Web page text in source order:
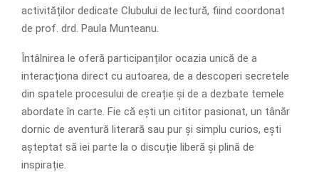
activităților dedicate Clubului de lectură, fiind coordonat
de prof. drd. Paula Munteanu.
Întâlnirea le oferă participanților ocazia unică de a
interacționa direct cu autoarea, de a descoperi secretele
din spatele procesului de creație și de a dezbate temele
abordate în carte. Fie că ești un cititor pasionat, un tânăr
dornic de aventură literară sau pur și simplu curios, ești
așteptat să iei parte la o discuție liberă și plină de
inspirație.